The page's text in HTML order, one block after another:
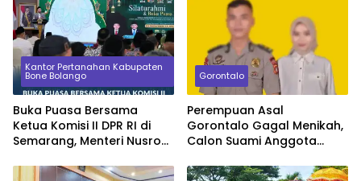
Kantor Pertanahan Kabupaten
Bone Bolango
Buka Puasa Bersama
Ketua Komisi II DPR RI di
Semarang, Menteri Nusron
bagi Seorang Pimpinan
Gorontalo
Perempuan Asal
Gorontalo Gagal Menikah,
Calon Suami Anggota
Akad Nikah